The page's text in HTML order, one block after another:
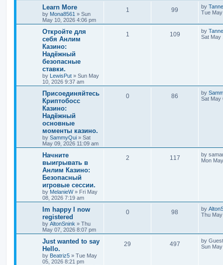
Learn More
by Mona8561 » Sun
May 10, 2026 4:06 pm
1 99 by
Tue
Откройте для
себя Анлим
Казино:
Надёжный
безопасные
ставки.
by LewisPut » Sun May
10, 2026 9:37 am
1 109 by
Sat May
Присоединяйтесь
Криптобосс
Казино:
Надёжный
основные
моменты казино.
by SammyQui » Sat
May 09, 2026 11:09 am
0 86 by
Sat May
Начните
выигрывать в
Анлим Казино:
Безопасный
игровые сессии.
by MelanieW» Fri May
08, 2026 7:19 am
2 117 by
Mon
Im happy I now
registered
by AltonSnink » Thu
May 07, 2026 8:07 pm
0 98 by
Thu
Just wanted to say
Hello.
by Beatriz5 » Tue May
05, 2026 8:21 pm
29 497 by Guest
Sun